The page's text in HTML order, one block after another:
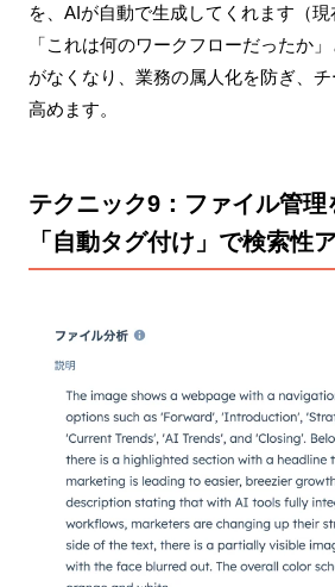
を、AIが自動で生成してくれます（現
「これは何のワークフローだったか
がなくなり、業務の属人化を防ぎ、
高めます。
テクニック9：ファイル管理
「自動タグ付け」で検索性